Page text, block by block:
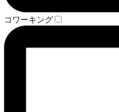
コワーキング